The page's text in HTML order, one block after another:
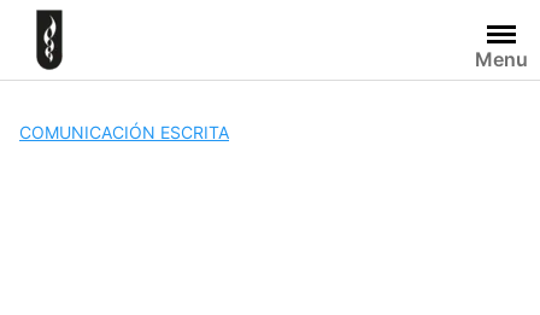
Skip
content
Menu
COMUNICACIÓN ESCRITA